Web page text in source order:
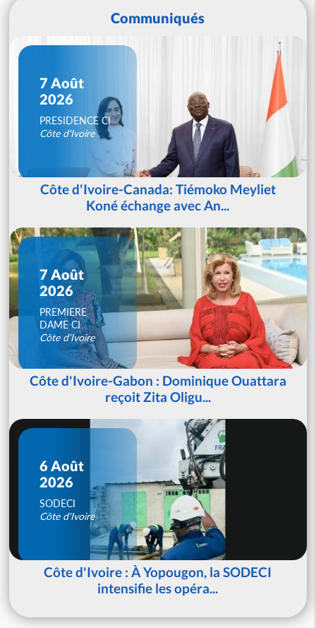
Communiqués
7 Août
2026
PRESIDENCE CI
Côte d'Ivoire
Côte d'Ivoire-Canada: Tiémoko Meyliet
Koné échange avec An...
7 Août
2026
PREMIERE
DAME CI
Côte d'Ivoire
Côte d'Ivoire-Gabon : Dominique Ouattara
reçoit Zita Oligu...
6 Août
2026
SODECI
Côte d'Ivoire
Côte d'Ivoire : À Yopougon, la SODECI
intensifie les opéra...